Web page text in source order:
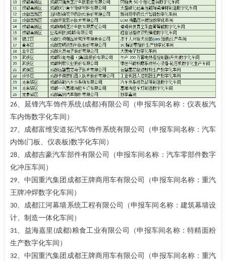
26、延锋汽车饰件系统(成都)有限公司（申报车间名称：仪表板汽
车内饰数字化车间）
27、成都富维安道拓汽车饰件系统有限公司（申报车间名称：汽车
内饰(门板、仪表板 )数字化车间）
28、成都吉豪汽车部件有限公司（申报车间名称：汽车零部件数字
化冲压车间）
29、中国重汽集团成都王牌商用车有限公司（申报车间名称：重汽
王牌冲焊数字化车间）
30、成都江河幕墙系统工程有限公司（申报车间名称：建筑幕墙设
计、制造一体化车间）
31、益海嘉里 (成都)粮食工业有限公司（申报车间名称：特精面粉
生产数字化车间）
32、中国重汽集团成都王牌商用车有限公司（申报车间名称：重汽